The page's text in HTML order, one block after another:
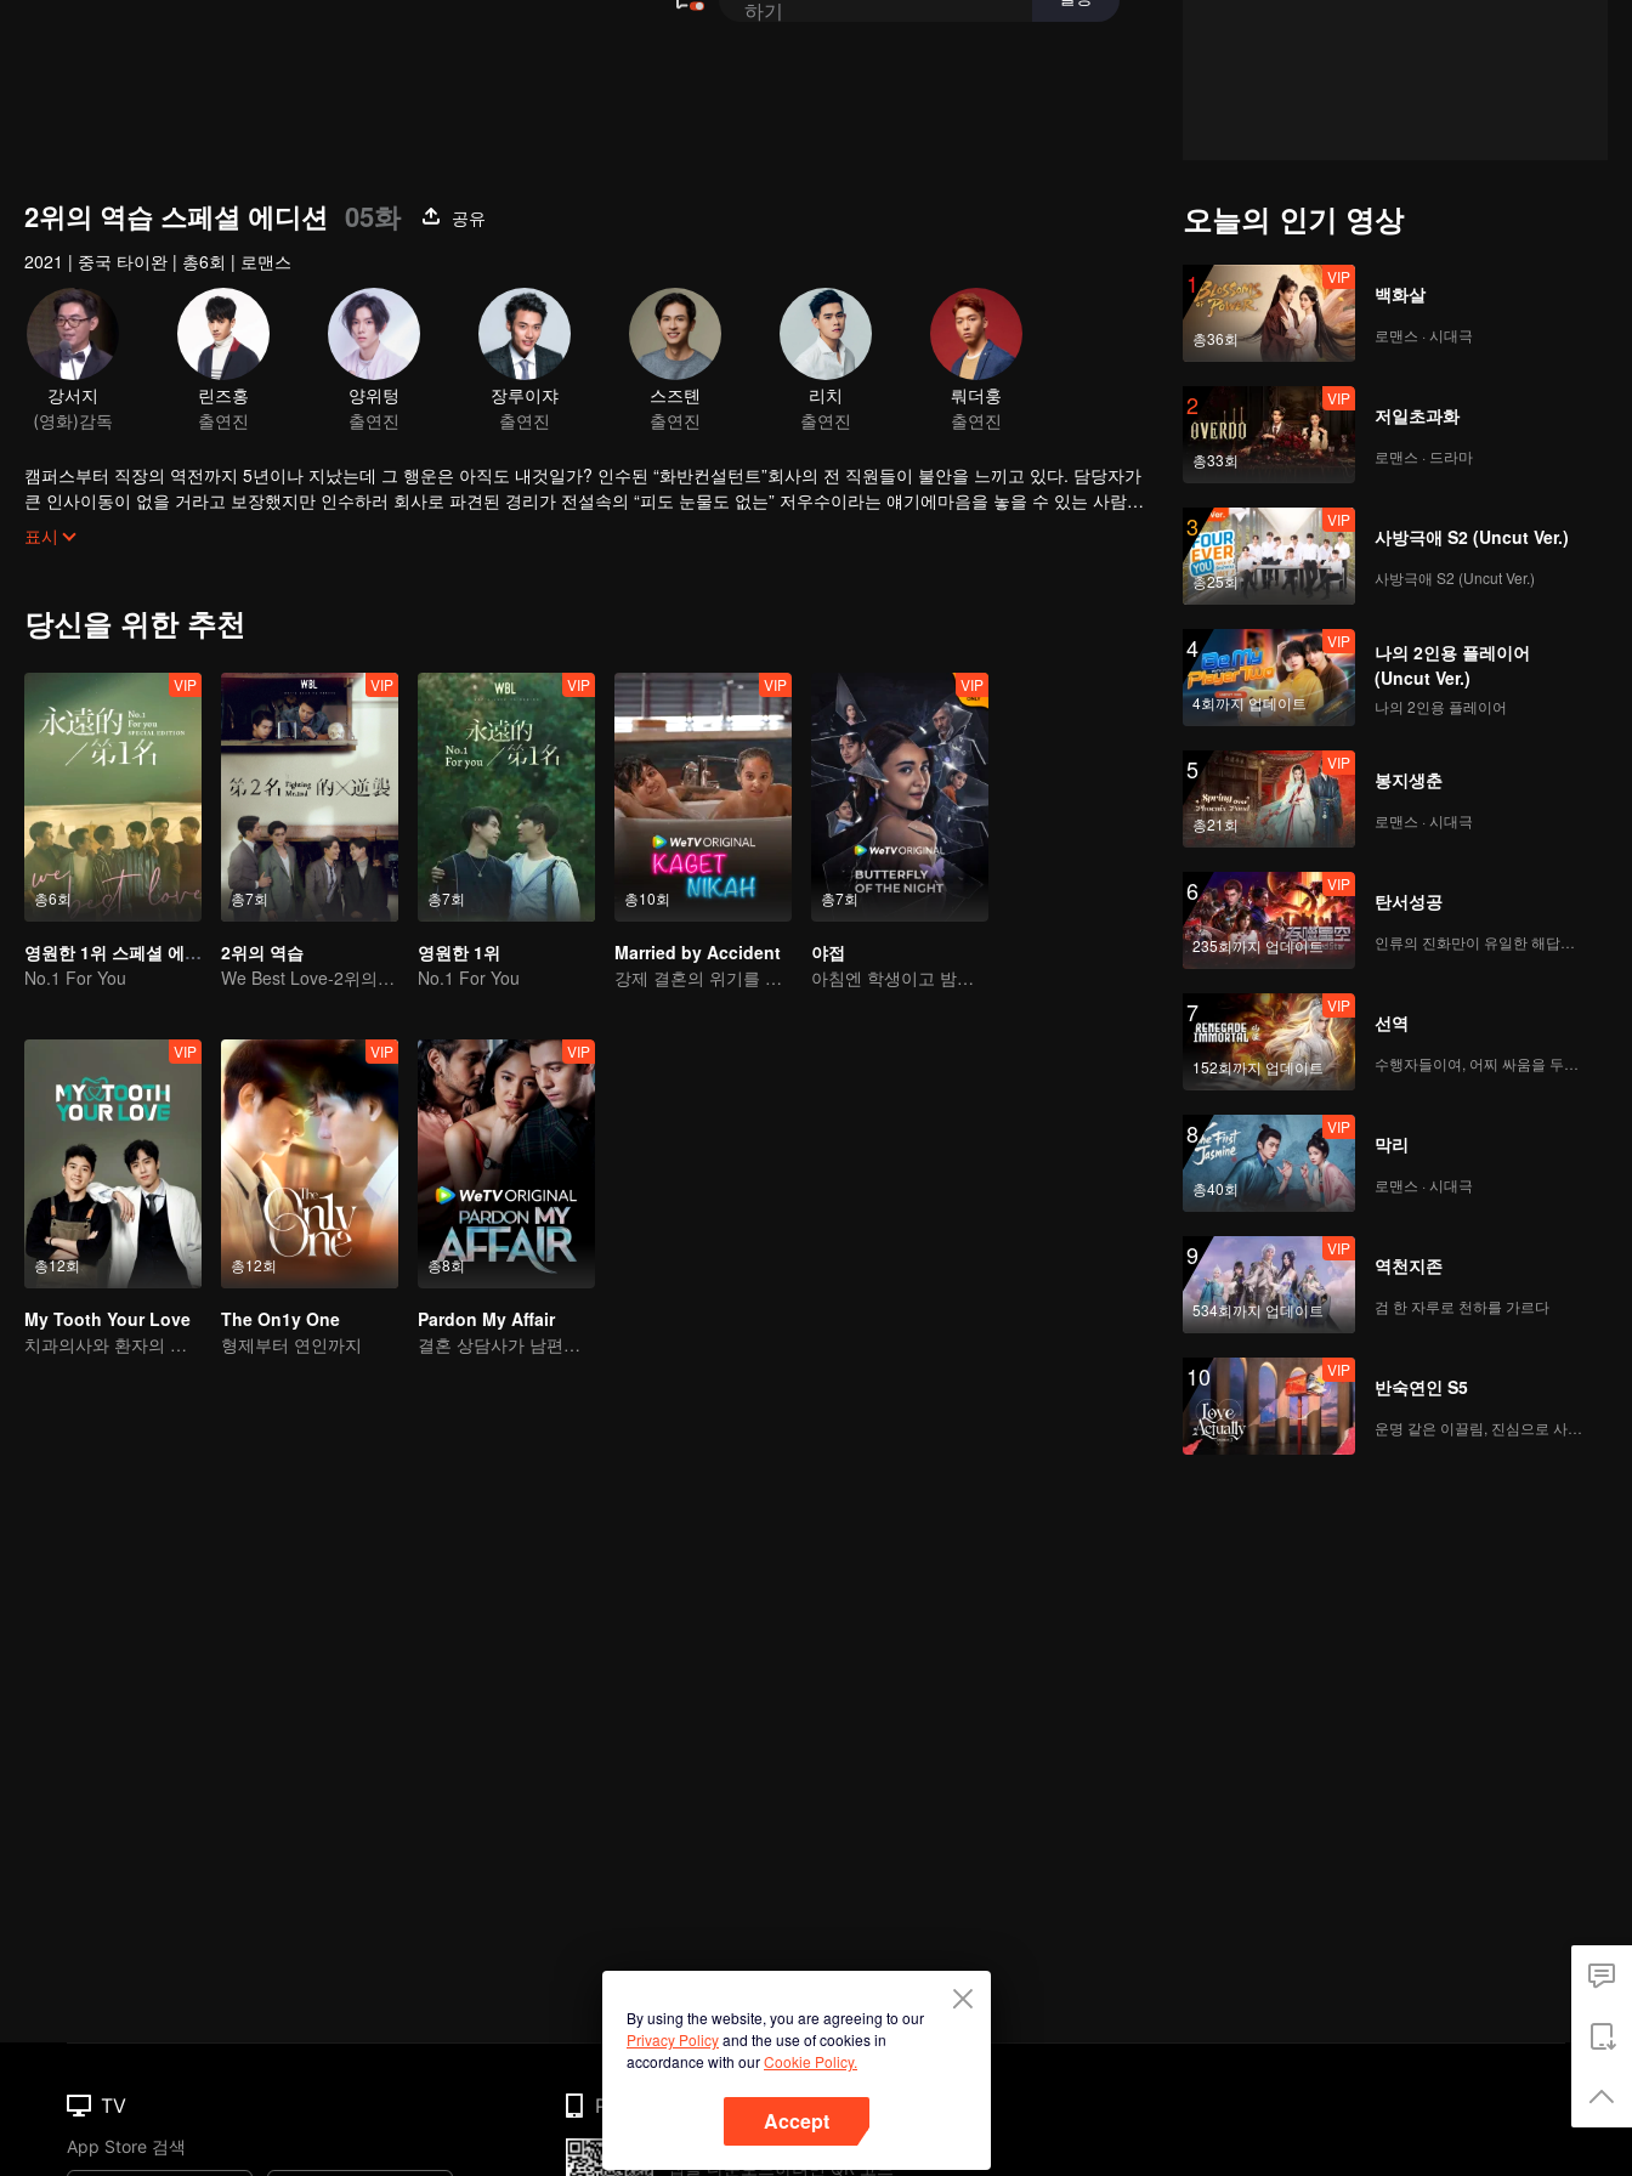
2위의 역습 스페셜 에디션 05화
공유
2021 | 중국 타이완 | 총6회 | 로맨스
강서지
(영화)감독
린즈홍
출연진
양위텅
출연진
장루이쟈
출연진
스즈톈
출연진
리치
출연진
뤄더훙
출연진
캠퍼스부터 직장의 역전까지 5년이나 지났는데 그 행운은 아직도 내것일가? 인수된 “화반컨설턴트”회사의 전 직원들이 불안을 느끼고 있다. 담당자가
큰 인사이동이 없을 거라고 보장했지만 인수하러 회사로 파견된 경리가 전설속의 “피도 눈물도 없는” 저우수이라는 얘기에마음을 놓을 수 있는 사람이
없다.
저우수이는 여유 넘치는 가오스더를 노여보았다. 5년 동안 소년은 남자로 성장하였고 저우수이도 어린 시절의 감정을 알아차리고 드디어 이 마음을 포
기하기로 한다. 하지만 5년 후, 원수는 외나무다리에서 만난다더니 가오스더가 자신이 인수할 회사의 사장님일 줄이야. 매정하고 양심도 없는 그놈에게
표시
당신을 위한 추천
총6회
VIP
영원한 1위 스페셜 에디션
No.1 For You
총7회
VIP
2위의 역습
We Best Love-2위의 역습
총7회
VIP
영원한 1위
No.1 For You
총10회
VIP
Married by Accident
강제 결혼의 위기를 넘을 수 있을까?
총7회
VIP
야접
아침엔 학생이고 밤엔 기생이다
총12회
VIP
My Tooth Your Love
치과의사와 환자의 사랑 이야기
총12회
VIP
The On1y One
형제부터 연인까지
총8회
VIP
Pardon My Affair
결혼 상담사가 남편의 불륜 사실을 알았다
오늘의 인기 영상
1
총36회
VIP
백화살
로맨스 · 시대극
2
총33회
VIP
저일초과화
로맨스 · 드라마
3
총25회
VIP
사방극애 S2 (Uncut Ver.)
사방극애 S2 (Uncut Ver.)
4
4회까지 업데이트
VIP
나의 2인용 플레이어
(Uncut Ver.)
나의 2인용 플레이어
5
총21회
VIP
봉지생춘
로맨스 · 시대극
6
235회까지 업데이트
VIP
탄서성공
인류의 진화만이 유일한 해답이다
7
152회까지 업데이트
VIP
선역
8
총40회
VIP
막리
로맨스 · 시대극
9
534회까지 업데이트
VIP
역천지존
검 한 자루로 천하를 가르다
10 VIP
반숙연인 S5
운명 같은 이끌림, 진심으로 사랑하다
By using the website, you are agreeing to our
Privacy Policyand the use of cookies in
accordance with ourCookie Policy.
Accept
TV
App Store 검색
Phone
앱을 다운로드하려면 QR 코드